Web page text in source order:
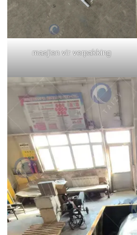
masjien vir verpakking